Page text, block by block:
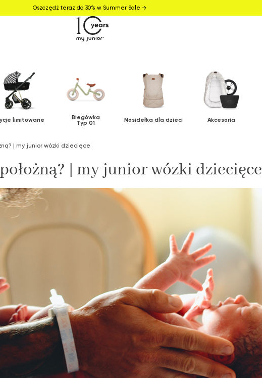
Oszczędź teraz do 30% w Summer Sale →
limitowane Biegówka
Typ 01 Nosidełka dla dzieci Akcesoria
| my junior wózki dziecięce
| my junior wózki dziecięce